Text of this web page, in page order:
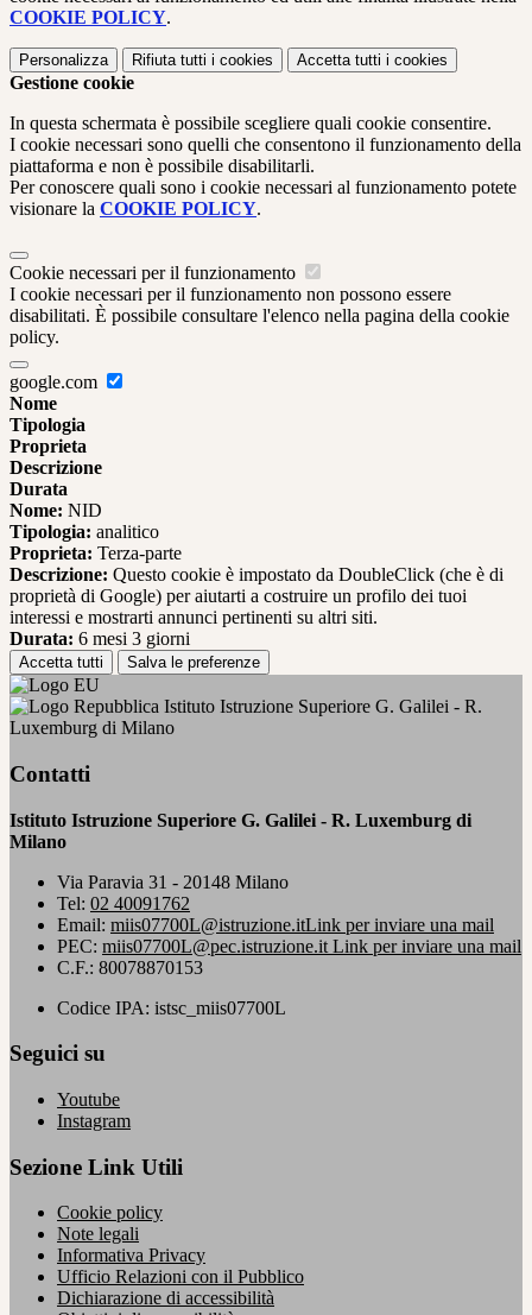
COOKIE POLICY.
Personalizza Rifiuta tutti i cookies Accetta tutti i cookies
Gestione cookie
In questa schermata è possibile scegliere quali cookie consentire.
I cookie necessari sono quelli che consentono il funzionamento della
piattaforma e non è possibile disabilitarli.
Per conoscere quali sono i cookie necessari al funzionamento potete
visionare la COOKIE POLICY.
Cookie necessari per il funzionamento
I cookie necessari per il funzionamento non possono essere
disabilitati. È possibile consultare l'elenco nella pagina della cookie
policy.
google.com
Nome
Tipologia
Proprieta
Descrizione
Durata
Nome: NID
Tipologia: analitico
Proprieta: Terza-parte
Descrizione: Questo cookie è impostato da DoubleClick (che è di
proprietà di Google) per aiutarti a costruire un profilo dei tuoi
interessi e mostrarti annunci pertinenti su altri siti.
Durata: 6 mesi 3 giorni
Accetta tutti Salva le preferenze
Istituto Istruzione Superiore G. Galilei - R.
Luxemburg di Milano
Contatti
Istituto Istruzione Superiore G. Galilei - R. Luxemburg di
Milano
Via Paravia 31 - 20148 Milano
Tel: 02 40091762
Email: miis07700L@istruzione.itLink per inviare una mail
PEC: miis07700L@pec.istruzione.it Link per inviare una mail
C.F.: 80078870153
Codice IPA: istsc_miis07700L
Seguici su
Youtube
Instagram
Sezione Link Utili
Cookie policy
Note legali
Informativa Privacy
Ufficio Relazioni con il Pubblico
Dichiarazione di accessibilità